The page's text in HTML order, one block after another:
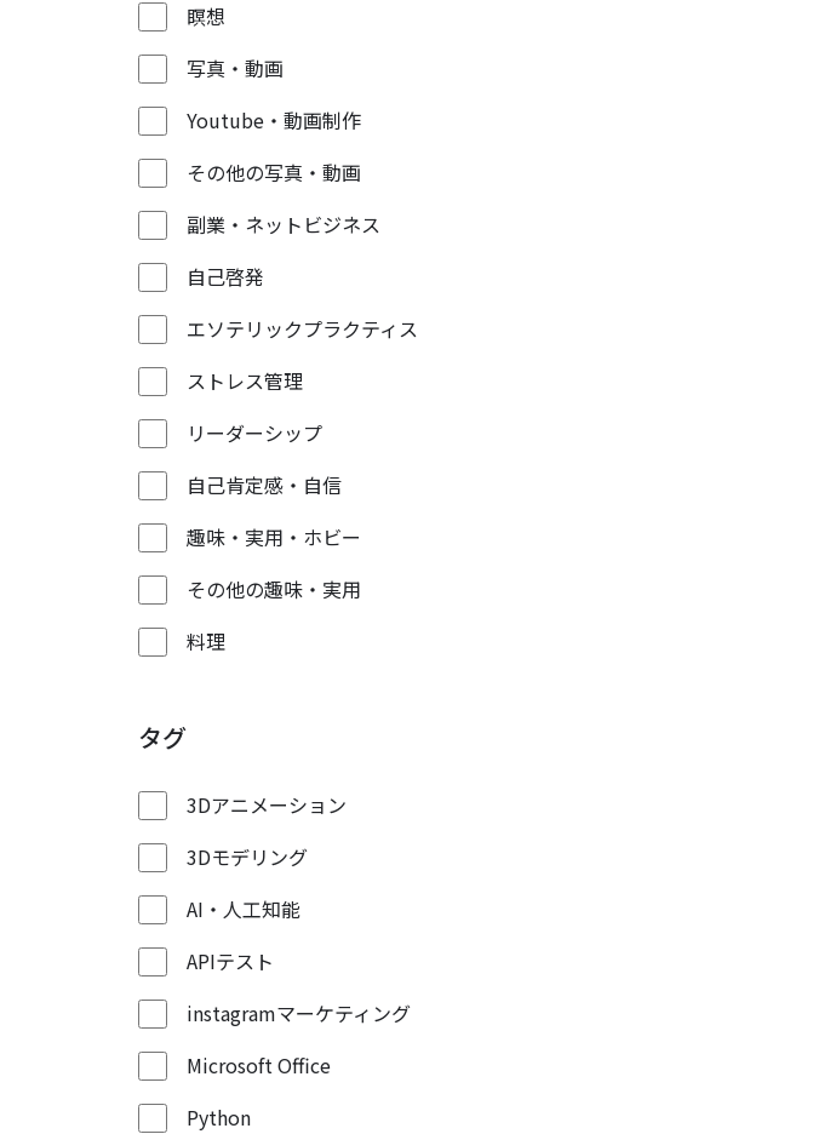
瞑想
写真・動画
Youtube・動画制作
その他の写真・動画
副業・ネットビジネス
自己啓発
エソテリックプラクティス
ストレス管理
リーダーシップ
自己肯定感・自信
趣味・実用・ホビー
その他の趣味・実用
料理
タグ
3Dアニメーション
3Dモデリング
AI・人工知能
APIテスト
instagramマーケティング
Microsoft Office
Python